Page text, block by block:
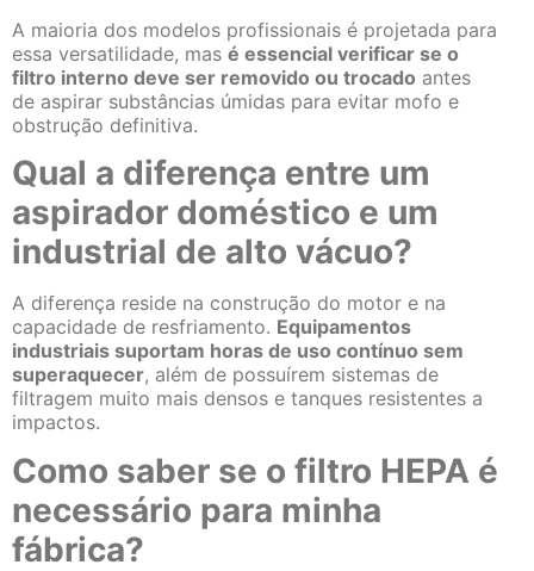
A maioria dos modelos profissionais é projetada para
essa versatilidade, mas é essencial verificar se o
filtro interno deve ser removido ou trocado antes
de aspirar substâncias úmidas para evitar mofo e
obstrução definitiva.
Qual a diferença entre um
aspirador doméstico e um
industrial de alto vácuo?
A diferença reside na construção do motor e na
capacidade de resfriamento. Equipamentos
industriais suportam horas de uso contínuo sem
superaquecer, além de possuírem sistemas de
filtragem muito mais densos e tanques resistentes a
impactos.
Como saber se o filtro HEPA é
necessário para minha
fábrica?